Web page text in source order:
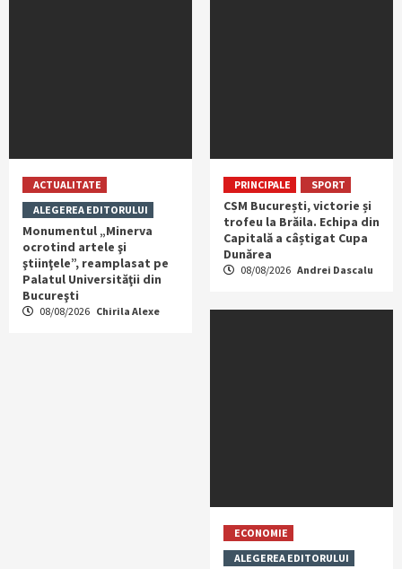
ACTUALITATE
ALEGEREA EDITORULUI
Monumentul „Minerva
ocrotind artele şi
ştiinţele”, reamplasat pe
Palatul Universităţii din
Bucureşti
08/08/2026 Chirila Alexe
PRINCIPALE SPORT
CSM București, victorie și
trofeu la Brăila. Echipa din
Capitală a câștigat Cupa
Dunărea
08/08/2026 Andrei Dascalu
ECONOMIE
ALEGEREA EDITORULUI